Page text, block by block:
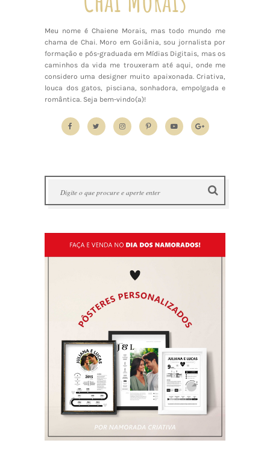
Meu nome é Chaiene Morais, mas todo mundo me
chama de Chai. Moro em Goiânia, sou jornalista por
formação e pós-graduada em Mídias Digitais, mas os
caminhos da vida me trouxeram até aqui, onde me
considero uma designer muito apaixonada. Criativa,
louca dos gatos, pisciana, sonhadora, empolgada e
romântica. Seja bem-vindo(a)!